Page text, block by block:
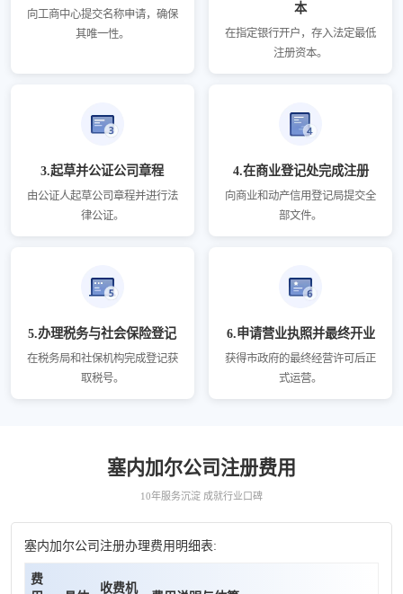
向工商中心提交名称申请，确保
其唯一性。
本
在指定银行开户，存入法定最低
注册资本。
3.起草并公证公司章程
由公证人起草公司章程并进行法
律公证。
4.在商业登记处完成注册
向商业和动产信用登记局提交全
部文件。
5.办理税务与社会保险登记
在税务局和社保机构完成登记获
取税号。
6.申请营业执照并最终开业
获得市政府的最终经营许可后正
式运营。
塞内加尔公司注册费用
10年服务沉淀 成就行业口碑
塞内加尔公司注册办理费用明细表:
费
收费机